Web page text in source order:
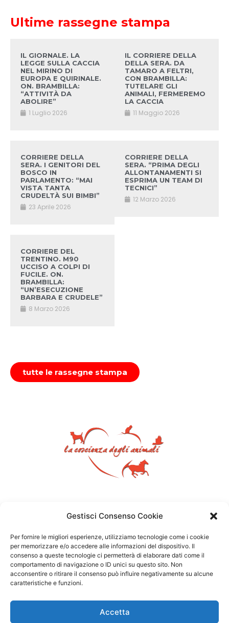
Gestisci Consenso Cookie
Per fornire le migliori esperienze, utilizziamo tecnologie come i cookie
per memorizzare e/o accedere alle informazioni del dispositivo. Il
consenso a queste tecnologie ci permetterà di elaborare dati come il
comportamento di navigazione o ID unici su questo sito. Non
acconsentire o ritirare il consenso può influire negativamente su alcune
caratteristiche e funzioni.
Accetta
Ultime rassegne stampa
IL GIORNALE. LA
LEGGE SULLA CACCIA
NEL MIRINO DI
EUROPA E QUIRINALE.
ON. BRAMBILLA:
“ATTIVITÀ DA
ABOLIRE”
1 Luglio 2026
IL CORRIERE DELLA
DELLA SERA. DA
TAMARO A FELTRI,
CON BRAMBILLA:
TUTELARE GLI
ANIMALI, FERMEREMO
LA CACCIA
11 Maggio 2026
CORRIERE DELLA
SERA. I GENITORI DEL
BOSCO IN
PARLAMENTO: “MAI
VISTA TANTA
CRUDELTÀ SUI BIMBI”
23 Aprile 2026
CORRIERE DELLA
SERA. “PRIMA DEGLI
ALLONTANAMENTI SI
ESPRIMA UN TEAM DI
TECNICI”
12 Marzo 2026
CORRIERE DEL
TRENTINO. M90
UCCISO A COLPI DI
FUCILE. ON.
BRAMBILLA:
“UN’ESECUZIONE
BARBARA E CRUDELE”
8 Marzo 2026
tutte le rassegne stampa